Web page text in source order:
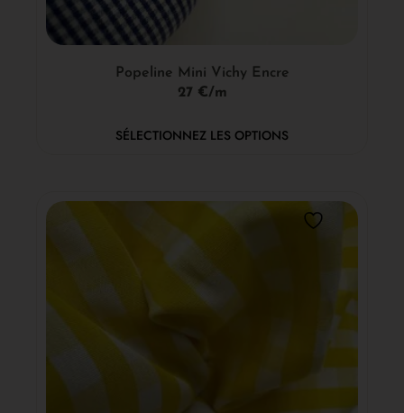
Popeline Mini Vichy Encre
27 €/m
SÉLECTIONNEZ LES OPTIONS